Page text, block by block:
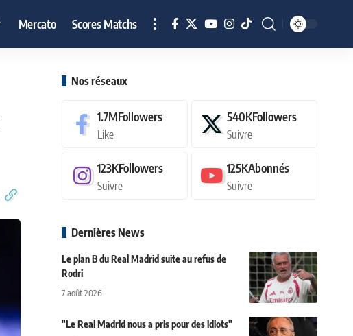
Mercato Scores Matchs
Nos réseaux
1.7MFollowers
Like
540KFollowers
Suivre
123KFollowers
Suivre
125KAbonnés
Suivre
Dernières News
Le plan B du Real Madrid suite au refus de
Rodri
7 août 2026
"Le Real Madrid nous a pris pour des idiots"